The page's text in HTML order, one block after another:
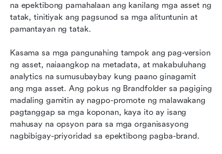
na epektibong pamahalaan ang kanilang mga asset ng
tatak, tinitiyak ang pagsunod sa mga alituntunin at
pamantayan ng tatak.
Kasama sa mga pangunahing tampok ang pag-version
ng asset, naiaangkop na metadata, at makabuluhang
analytics na sumusubaybay kung paano ginagamit
ang mga asset. Ang pokus ng Brandfolder sa pagiging
madaling gamitin ay nagpo-promote ng malawakang
pagtanggap sa mga koponan, kaya ito ay isang
mahusay na opsyon para sa mga organisasyong
nagbibigay-priyoridad sa epektibong pagba-brand.